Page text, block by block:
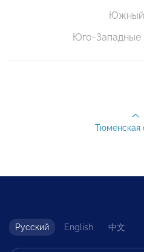
Юго-Западные
Тюменская
Русский English 中文